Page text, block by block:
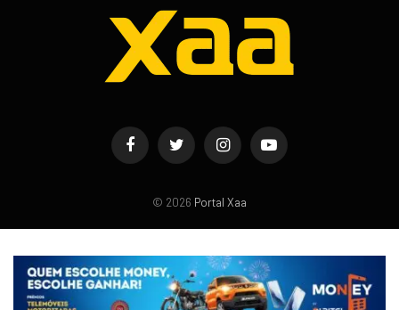
FacebookTwitter InstagramYouTube
© 2026 Portal Xaa